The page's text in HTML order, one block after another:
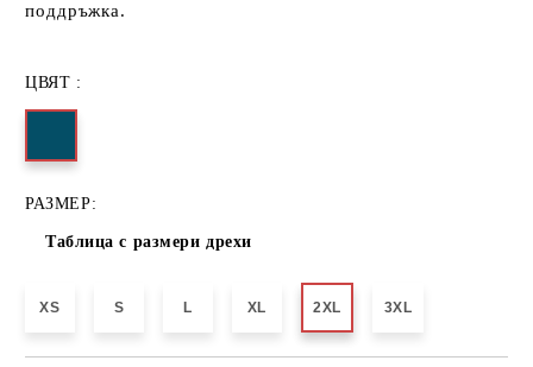
поддръжка.
ЦВЯТ :
РАЗМЕР:
Таблица с размери дрехи
XS S L XL 2XL 3XL